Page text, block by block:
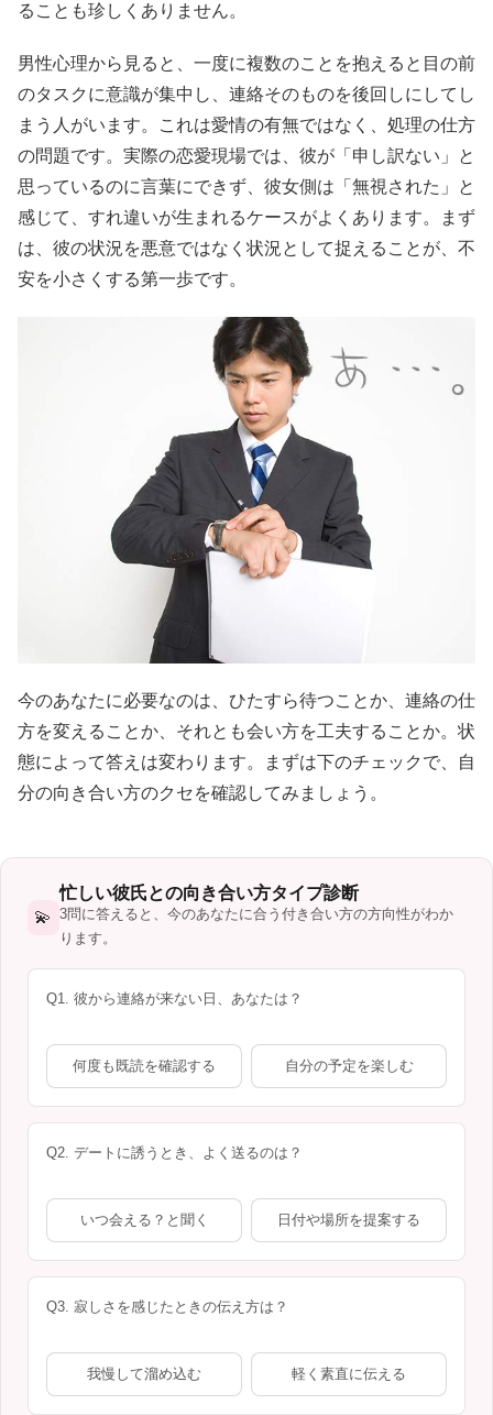
ることも珍しくありません。
男性心理から見ると、一度に複数のことを抱えると目の前
のタスクに意識が集中し、連絡そのものを後回しにしてし
まう人がいます。これは愛情の有無ではなく、処理の仕方
の問題です。実際の恋愛現場では、彼が「申し訳ない」と
思っているのに言葉にできず、彼女側は「無視された」と
感じて、すれ違いが生まれるケースがよくあります。まず
は、彼の状況を悪意ではなく状況として捉えることが、不
安を小さくする第一歩です。
今のあなたに必要なのは、ひたすら待つことか、連絡の仕
方を変えることか、それとも会い方を工夫することか。状
態によって答えは変わります。まずは下のチェックで、自
分の向き合い方のクセを確認してみましょう。
💫
忙しい彼氏との向き合い方タイプ診断
3問に答えると、今のあなたに合う付き合い方の方向性がわか
ります。
Q1. 彼から連絡が来ない日、あなたは？
何度も既読を確認する 自分の予定を楽しむ
Q2. デートに誘うとき、よく送るのは？
いつ会える？と聞く 日付や場所を提案する
Q3. 寂しさを感じたときの伝え方は？
我慢して溜め込む 軽く素直に伝える